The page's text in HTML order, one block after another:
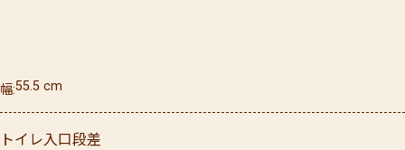
幅55.5 cm
トイレ入口段差